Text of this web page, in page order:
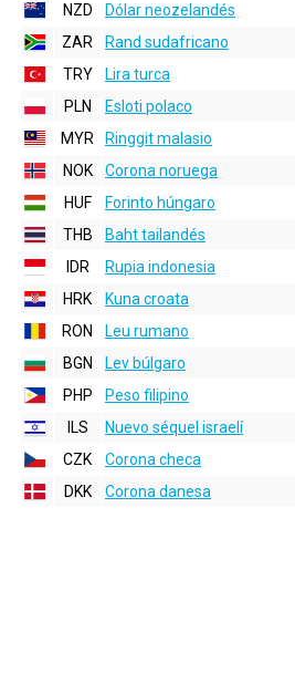
NZD
Dólar neozelandés
ZAR
Rand sudafricano
TRY
Lira turca
PLN
Esloti polaco
MYR
Ringgit malasio
NOK
Corona noruega
HUF
Forinto húngaro
THB
Baht tailandés
IDR
Rupia indonesia
HRK
Kuna croata
RON
Leu rumano
BGN
Lev búlgaro
PHP
Peso filipino
ILS
Nuevo séquel israelí
CZK
Corona checa
DKK
Corona danesa